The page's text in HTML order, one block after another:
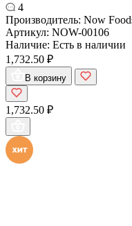
4
Производитель: Now
Артикул: NOW-00106
Наличие: Есть в наличии
1,732.50 ₽
В корзину
1,732.50 ₽